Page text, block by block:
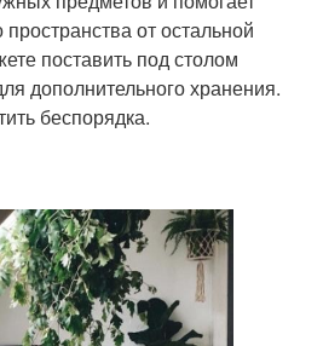
пространства от остальной
поставить под столом
дополнительного хранения.
беспорядка.